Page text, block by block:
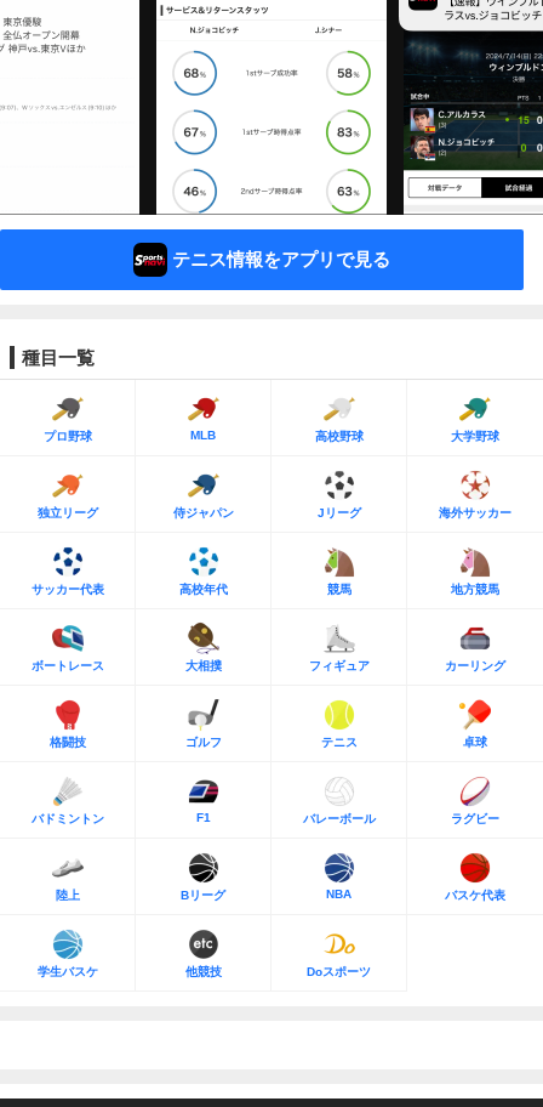
テニス情報をアプリで見る
種目一覧
プロ野球 MLB 高校野球 大学野球
独立リーグ 侍ジャパン Jリーグ 海外サッカー
サッカー代表 高校年代 競馬 地方競馬
ボートレース 大相撲 フィギュア カーリング
格闘技 ゴルフ テニス 卓球
バドミントン F1 バレーボール ラグビー
陸上 Bリーグ NBA バスケ代表
学生バスケ 他競技 Doスポーツ